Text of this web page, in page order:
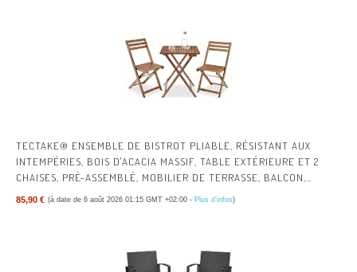
TECTAKE® ENSEMBLE DE BISTROT PLIABLE, RÉSISTANT AUX
INTEMPÉRIES, BOIS D'ACACIA MASSIF, TABLE EXTÉRIEURE ET 2
CHAISES, PRÉ-ASSEMBLÉ, MOBILIER DE TERRASSE, BALCON,
JARDIN, ENSEMBLE RESTAURATION - MARRON
85,90 € (à date de 6 août 2026 01:15 GMT +02:00 - Plus d’infos)